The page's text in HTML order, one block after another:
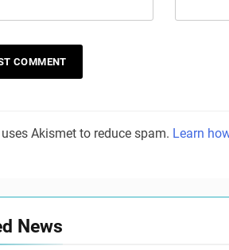
Akismet to reduce spam. Learn
News